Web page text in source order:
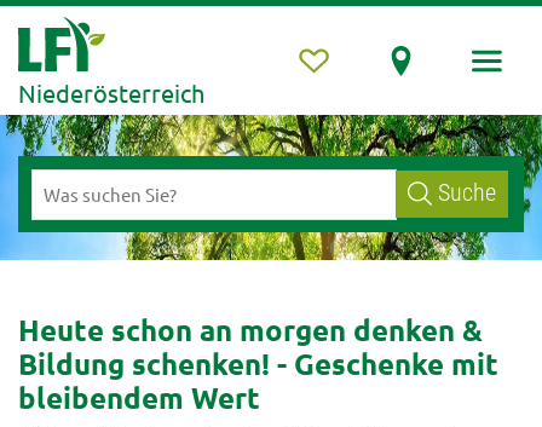
Niederösterreich
Suche
Heute schon an morgen denken &
Bildung schenken! - Geschenke mit
bleibendem Wert